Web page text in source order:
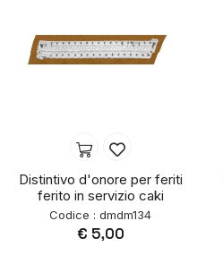
Distintivo d'onore per feriti
ferito in servizio caki
Codice : dmdm134
€ 5,00